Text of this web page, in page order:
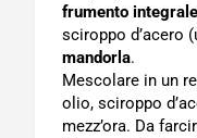
frumento integrale
sciroppo d’acero
mandorla.
Mescolare in un
olio, sciroppo
mezz’ora. Da